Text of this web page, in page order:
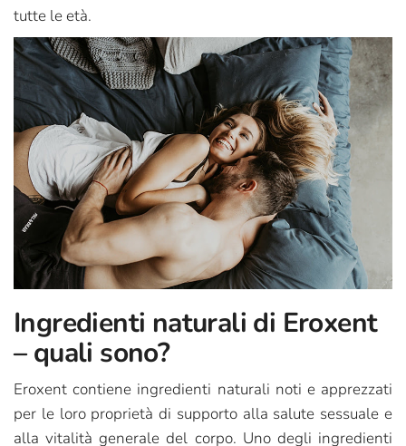
tutte le età.
Ingredienti naturali di Eroxent
– quali sono?
Eroxent contiene ingredienti naturali noti e apprezzati
per le loro proprietà di supporto alla salute sessuale e
alla vitalità generale del corpo. Uno degli ingredienti